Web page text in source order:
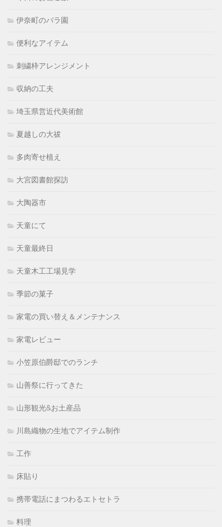
伊奈町のバラ園
便利なアイテム
刺繍枠アレンジメント
収納の工夫
埼玉県営近代美術館
夏越しの大祓
多肉寄せ植え
大宮図書館探訪
大陶器市
天童にて
天童最終日
天童木工工場見学
季節の菓子
家電の買い替え＆メンテナンス
家電レビュー
小笠原伯爵邸でのランチ
山善祭に行ってきた
山形観光&お土産品
川島織物の生地でアイテム制作
工作
床貼り
携帯電話にまつわるエトセトラ
料理